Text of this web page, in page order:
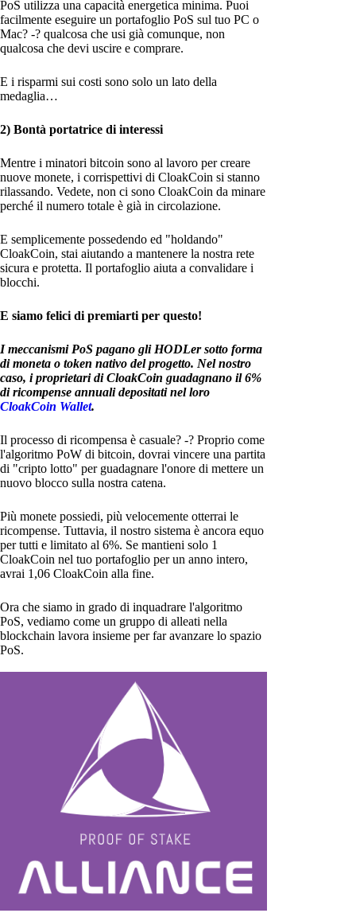
PoS utilizza una capacità energetica minima. Puoi
facilmente eseguire un portafoglio PoS sul tuo PC o
Mac? -? qualcosa che usi già comunque, non
qualcosa che devi uscire e comprare.
E i risparmi sui costi sono solo un lato della
medaglia…
2) Bontà portatrice di interessi
Mentre i minatori bitcoin sono al lavoro per creare
nuove monete, i corrispettivi di CloakCoin si stanno
rilassando. Vedete, non ci sono CloakCoin da minare
perché il numero totale è già in circolazione.
E semplicemente possedendo ed "holdando"
CloakCoin, stai aiutando a mantenere la nostra rete
sicura e protetta. Il portafoglio aiuta a convalidare i
blocchi.
E siamo felici di premiarti per questo!
I meccanismi PoS pagano gli HODLer sotto forma
di moneta o token nativo del progetto. Nel nostro
caso, i proprietari di CloakCoin guadagnano il 6%
di ricompense annuali depositati nel loro
CloakCoin Wallet.
Il processo di ricompensa è casuale? -? Proprio come
l'algoritmo PoW di bitcoin, dovrai vincere una partita
di "cripto lotto" per guadagnare l'onore di mettere un
nuovo blocco sulla nostra catena.
Più monete possiedi, più velocemente otterrai le
ricompense. Tuttavia, il nostro sistema è ancora equo
per tutti e limitato al 6%. Se mantieni solo 1
CloakCoin nel tuo portafoglio per un anno intero,
avrai 1,06 CloakCoin alla fine.
Ora che siamo in grado di inquadrare l'algoritmo
PoS, vediamo come un gruppo di alleati nella
blockchain lavora insieme per far avanzare lo spazio
PoS.